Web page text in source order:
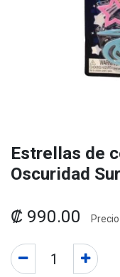
Estrellas de
Oscuridad
₡ 990.00